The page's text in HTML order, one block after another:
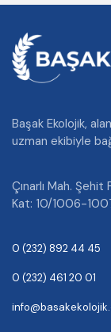
Başak Ekolojik,
uzman ekibiyle
Çınarlı Mah.
Kat: 10/1006-
0 (232) 892 44 45
0 (232) 461 20 01